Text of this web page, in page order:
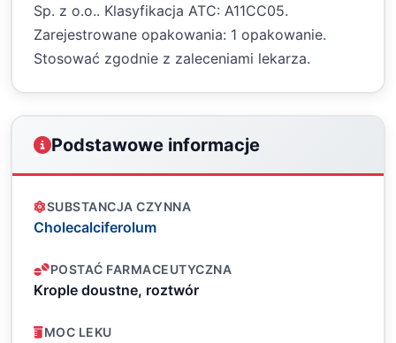
Sp. z o.o.. Klasyfikacja ATC: A11CC05.
Zarejestrowane opakowania: 1 opakowanie.
Stosować zgodnie z zaleceniami lekarza.
Podstawowe informacje
SUBSTANCJA CZYNNA
Cholecalciferolum
POSTAĆ FARMACEUTYCZNA
Krople doustne, roztwór
MOC LEKU